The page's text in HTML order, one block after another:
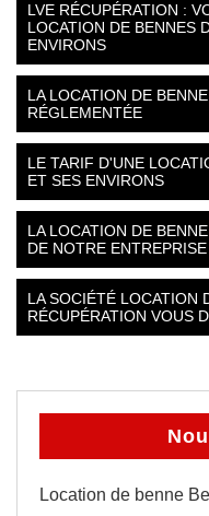
LVE RÉCUPÉRATION :
LOCATION DE BENNES
ENVIRONS
LA LOCATION DE
RÉGLEMENTÉE
LE TARIF D'UNE
ET SES ENVIRONS
LA LOCATION DE
DE NOTRE
LA SOCIÉTÉ LOCATION
RÉCUPÉRATION VOUS
Location de benne